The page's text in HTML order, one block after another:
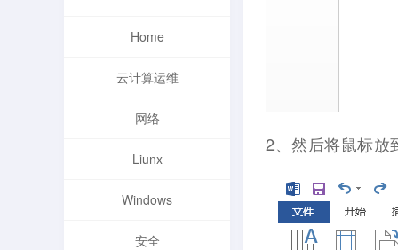
Home
云计算运维
网络
Liunx
Windows
安全
2、然后将鼠标放